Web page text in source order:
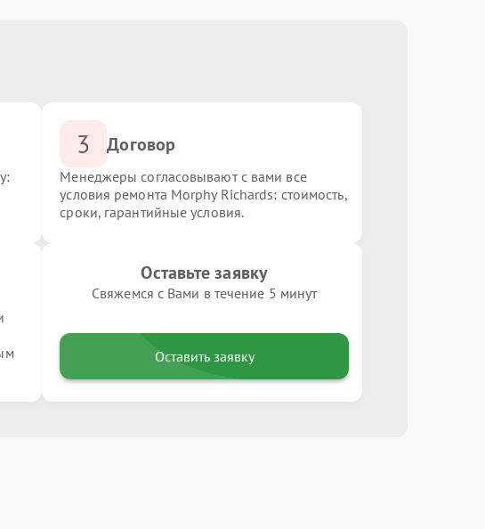
3 Договор
Менеджеры согласовывают с вами все
условия ремонта Morphy Richards: стоимость,
сроки, гарантийные условия.
Оставьте заявку
Свяжемся с Вами в течение 5 минут
Оставить заявку